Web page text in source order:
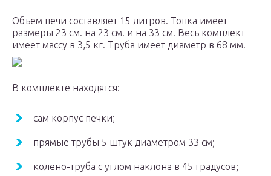
Объем печи составляет 15 литров. Топка имеет
размеры 23 см. на 23 см. и на 33 см. Весь комплект
имеет массу в 3,5 кг. Труба имеет диаметр в 68 мм.
В комплекте находятся:
сам корпус печки;
прямые трубы 5 штук диаметром 33 см;
колено-труба с углом наклона в 45 градусов;